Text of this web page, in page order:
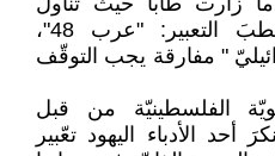
الضّابطُ المصريّ قلماً وشطبَ التعبير: "عرب 48"،
" مفارقة يجب التوقّف
الفلسطينيّة من قبل
أحد الأدباء اليهود تعّبير